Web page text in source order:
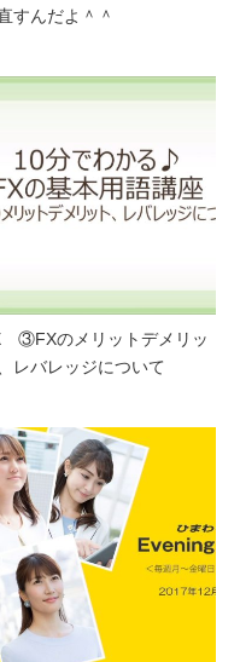
すんだよ＾＾
③FXのメリットデメリッ
レバレッジについて